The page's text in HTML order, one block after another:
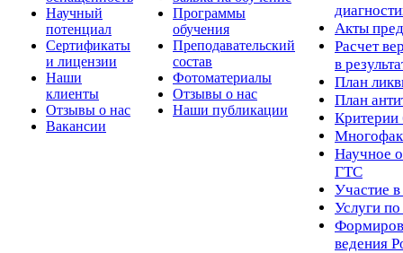
Научный
потенциал
Сертификаты
и лицензии
Наши
клиенты
Отзывы о нас
Вакансии
Программы
обучения
Преподавательский
состав
Фотоматериалы
Отзывы о нас
Наши публикации
Акты
Расчет
в
План
План
Критерии
Научное
ГТС
Участие
Услуги
ведения